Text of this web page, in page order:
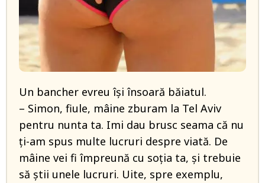
Un bancher evreu își însoară băiatul.
– Simon, fiule, mâine zburam la Tel Aviv
pentru nunta ta. Imi dau brusc seama că nu
ți-am spus multe lucruri despre viată. De
mâine vei fi împreună cu soția ta, și trebuie
să știi unele lucruri. Uite, spre exemplu,